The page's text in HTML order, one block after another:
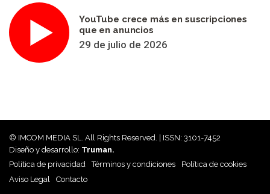
YouTube crece más en suscripciones
que en anuncios
29 de julio de 2026
© IMCOM MEDIA SL. All Rights Reserved. | ISSN: 3101-7452
Diseño y desarrollo: Truman.
Política de privacidad
Términos y condiciones
Política de cookies
Aviso Legal
Contacto